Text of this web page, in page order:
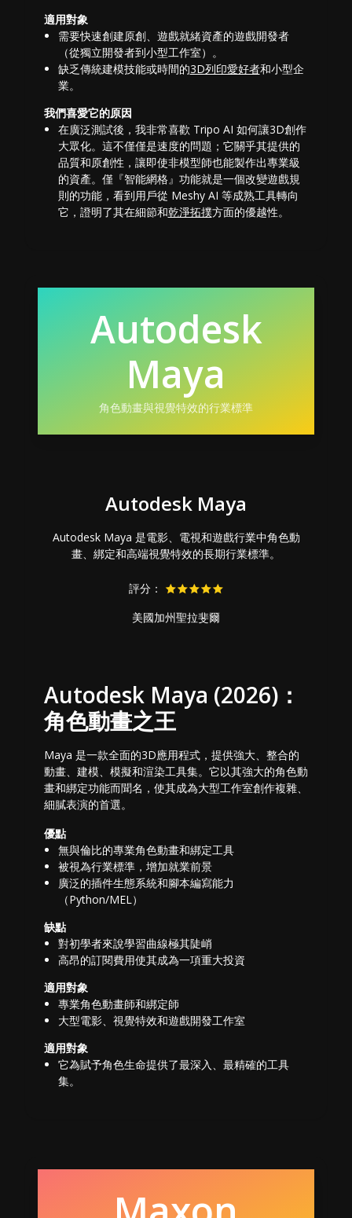
適用對象
需要快速創建原創、遊戲就緒資產的遊戲開發者
（從獨立開發者到小型工作室）。
缺乏傳統建模技能或時間的3D列印愛好者和小型企
業。
我們喜愛它的原因
在廣泛測試後，我非常喜歡 Tripo AI 如何讓3D創作
大眾化。這不僅僅是速度的問題；它關乎其提供的
品質和原創性，讓即使非模型師也能製作出專業級
的資產。僅『智能網格』功能就是一個改變遊戲規
則的功能，看到用戶從 Meshy AI 等成熟工具轉向
它，證明了其在細節和乾淨拓撲方面的優越性。
Autodesk
Maya
角色動畫與視覺特效的行業標準
Autodesk Maya
Autodesk Maya 是電影、電視和遊戲行業中角色動
畫、綁定和高端視覺特效的長期行業標準。
評分：
美國加州聖拉斐爾
Autodesk Maya (2026)：
角色動畫之王
Maya 是一款全面的3D應用程式，提供強大、整合的
動畫、建模、模擬和渲染工具集。它以其強大的角色動
畫和綁定功能而聞名，使其成為大型工作室創作複雜、
細膩表演的首選。
優點
無與倫比的專業角色動畫和綁定工具
被視為行業標準，增加就業前景
廣泛的插件生態系統和腳本編寫能力
（Python/MEL）
缺點
對初學者來說學習曲線極其陡峭
高昂的訂閱費用使其成為一項重大投資
適用對象
專業角色動畫師和綁定師
大型電影、視覺特效和遊戲開發工作室
適用對象
它為賦予角色生命提供了最深入、最精確的工具
集。